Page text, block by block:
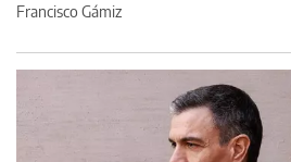
Francisco Gámiz